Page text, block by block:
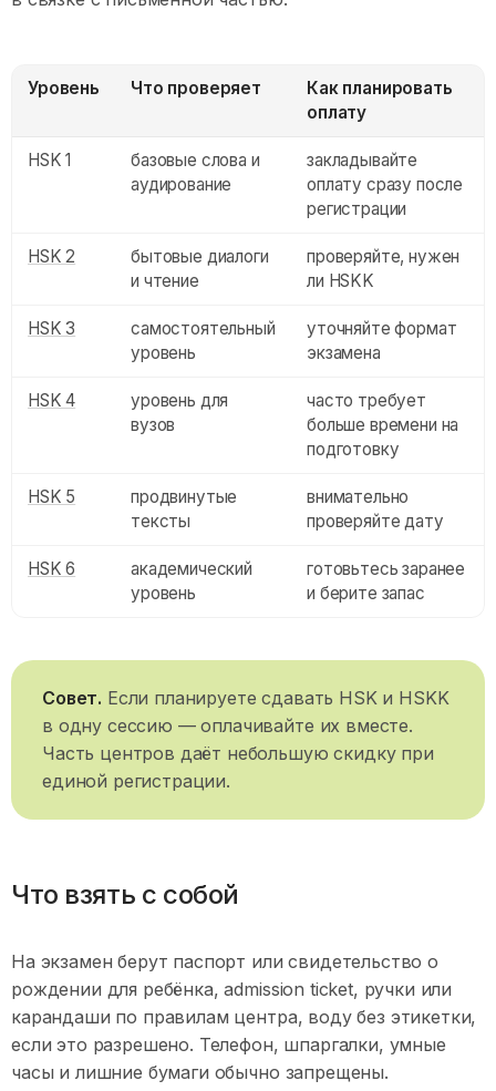
Уровень Что проверяет
Как планировать
оплату
HSK 1
базовые слова и
аудирование
закладывайте
оплату сразу после
регистрации
HSK 2
бытовые диалоги
и чтение
проверяйте, нужен
ли HSKK
HSK 3
самостоятельный
уровень
уточняйте формат
экзамена
HSK 4
уровень для
вузов
часто требует
больше времени на
подготовку
HSK 5
продвинутые
тексты
внимательно
проверяйте дату
HSK 6
академический
уровень
готовьтесь заранее
и берите запас
Совет. Если планируете сдавать HSK и HSKK
в одну сессию — оплачивайте их вместе.
Часть центров даёт небольшую скидку при
единой регистрации.
Что взять с собой
На экзамен берут паспорт или свидетельство о
рождении для ребёнка, admission ticket, ручки или
карандаши по правилам центра, воду без этикетки,
если это разрешено. Телефон, шпаргалки, умные
часы и лишние бумаги обычно запрещены.